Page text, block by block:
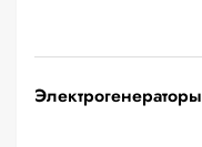
Электрогенераторы